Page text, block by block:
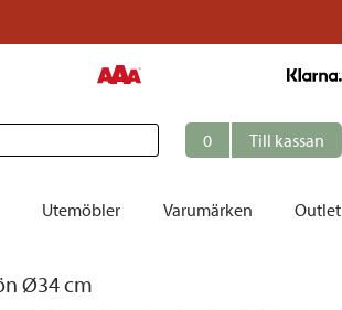
0 Till kassan
Utemöbler Varumärken Outlet
Ø34 cm